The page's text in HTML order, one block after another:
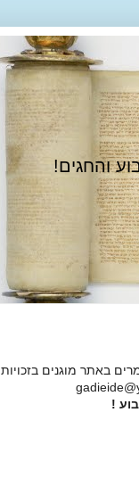
והחגים!
באתר מוגנים בזכויות
!